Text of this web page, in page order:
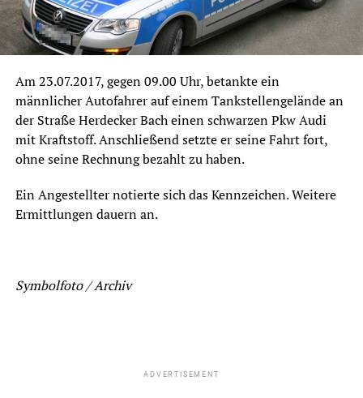
Am 23.07.2017, gegen 09.00 Uhr, betankte ein
männlicher Autofahrer auf einem Tankstellengelände an
der Straße Herdecker Bach einen schwarzen Pkw Audi
mit Kraftstoff. Anschließend setzte er seine Fahrt fort,
ohne seine Rechnung bezahlt zu haben.
Ein Angestellter notierte sich das Kennzeichen. Weitere
Ermittlungen dauern an.
Symbolfoto / Archiv
ADVERTISEMENT